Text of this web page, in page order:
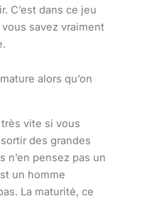
C’est dans ce jeu
savez vraiment
alors qu’on
vite si vous
des grandes
n’en pensez pas un
un homme
La maturité, ce